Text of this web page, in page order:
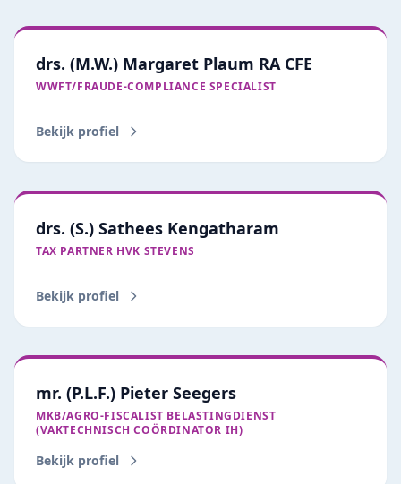
drs. (M.W.) Margaret Plaum RA CFE
WWFT/FRAUDE‑COMPLIANCE SPECIALIST
Bekijk profiel
drs. (S.) Sathees Kengatharam
TAX PARTNER HVK STEVENS
Bekijk profiel
mr. (P.L.F.) Pieter Seegers
MKB/AGRO‑FISCALIST BELASTINGDIENST
(VAKTECHNISCH COÖRDINATOR IH)
Bekijk profiel